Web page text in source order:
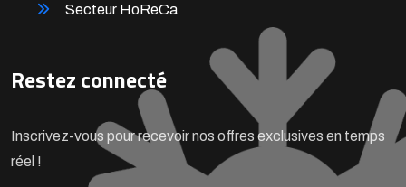
Secteur HoReCa
Restez connecté
Inscrivez-vous pour recevoir nos offres exclusives en temps
réel !